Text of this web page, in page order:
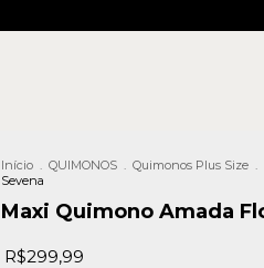
Início . QUIMONOS . Quimonos Plus Size .
Sevena
Maxi Quimono Amada
R$299,99